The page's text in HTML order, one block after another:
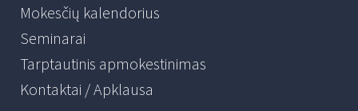
Mokesčių kalendorius
Seminarai
Tarptautinis apmokestinimas
Kontaktai / Apklausa